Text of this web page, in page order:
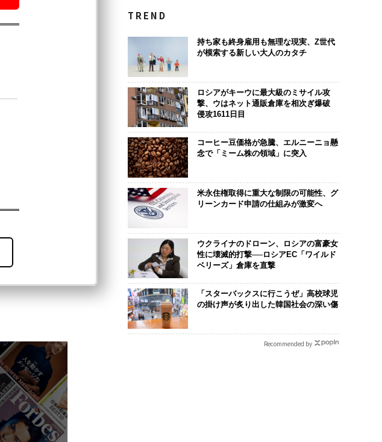
TREND
持ち家も終身雇用も無理な現実、Z世代
が模索する新しい大人のカタチ
ロシアがキーウに最大級のミサイル攻
撃、ウはネット通販倉庫を相次ぎ爆破
侵攻1611日目
コーヒー豆価格が急騰、エルニーニョ懸
念で「ミーム株の領域」に突入
米永住権取得に重大な制限の可能性、グ
リーンカード申請の仕組みが激変へ
ウクライナのドローン、ロシアの富豪女
性に壊滅的打撃──ロシアEC「ワイルド
ベリーズ」倉庫を直撃
「スターバックスに行こうぜ」高校球児
の掛け声が炙り出した韓国社会の深い傷
Recommended by